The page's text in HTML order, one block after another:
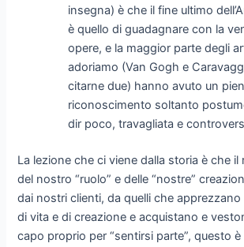
insegna) è che il fine ultimo
è quello di guadagnare con la
opere, e la maggior parte degli
adoriamo (Van Gogh e
citarne due) hanno avuto un
riconoscimento soltanto
dir poco, travagliata e
La lezione che ci viene dalla storia è che
del nostro “ruolo” e delle “nostre”
dai nostri clienti, da quelli che
di vita e di creazione e acquistano e
capo proprio per “sentirsi parte”, questo